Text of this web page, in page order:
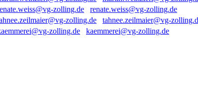
renate.weiss@vg-zolling.de
tahnee.zeilmaier@vg-
kaemmerei@vg-zolling.de